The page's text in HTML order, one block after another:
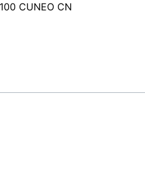
CUNEO CN